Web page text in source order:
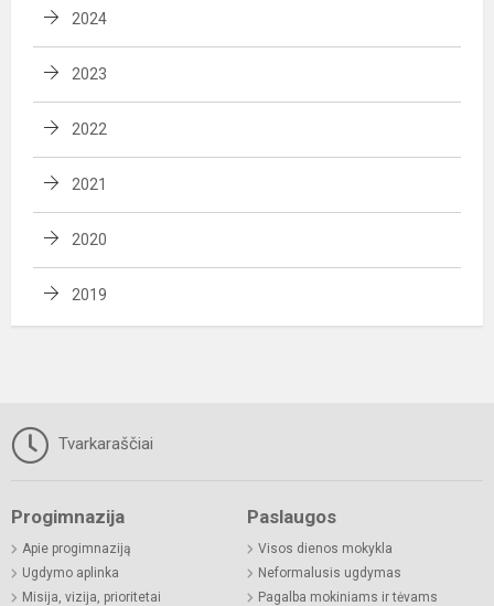
2024
2023
2022
2021
2020
2019
Tvarkaraščiai
Progimnazija
Apie progimnaziją
Ugdymo aplinka
Misija, vizija, prioritetai
Paslaugos
Visos dienos mokykla
Neformalusis ugdymas
Pagalba mokiniams ir tėvams